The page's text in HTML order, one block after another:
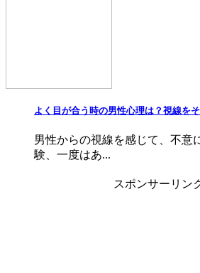
よく目が合う時の男性心理は？視線を
男性からの視線を感じて、不意
験、一度はあ...
スポンサーリン